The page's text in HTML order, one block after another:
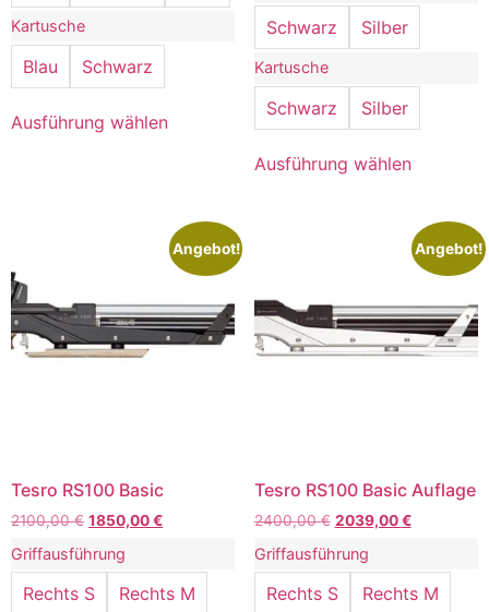
Kartusche
Blau Schwarz
Ausführung wählen
Schwarz Silber
Kartusche
Schwarz Silber
Ausführung wählen
Angebot!
Tesro RS100 Basic
2100,00€ 1850,00€
Griffausführung
Rechts S
Rechts M
Angebot!
Tesro RS100 Basic Auflage
2400,00€ 2039,00€
Griffausführung
Rechts S
Rechts M